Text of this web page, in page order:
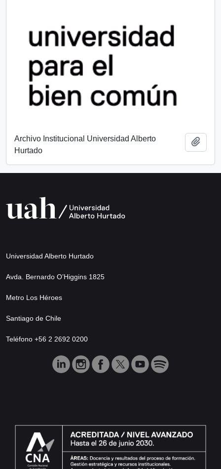
Archivo Institucional Universidad Alberto
Hurtado
Universidad Alberto Hurtado
Avda. Bernardo O’Higgins 1825
Metro Los Héroes
Santiago de Chile
Teléfono +56 2 2692 0200